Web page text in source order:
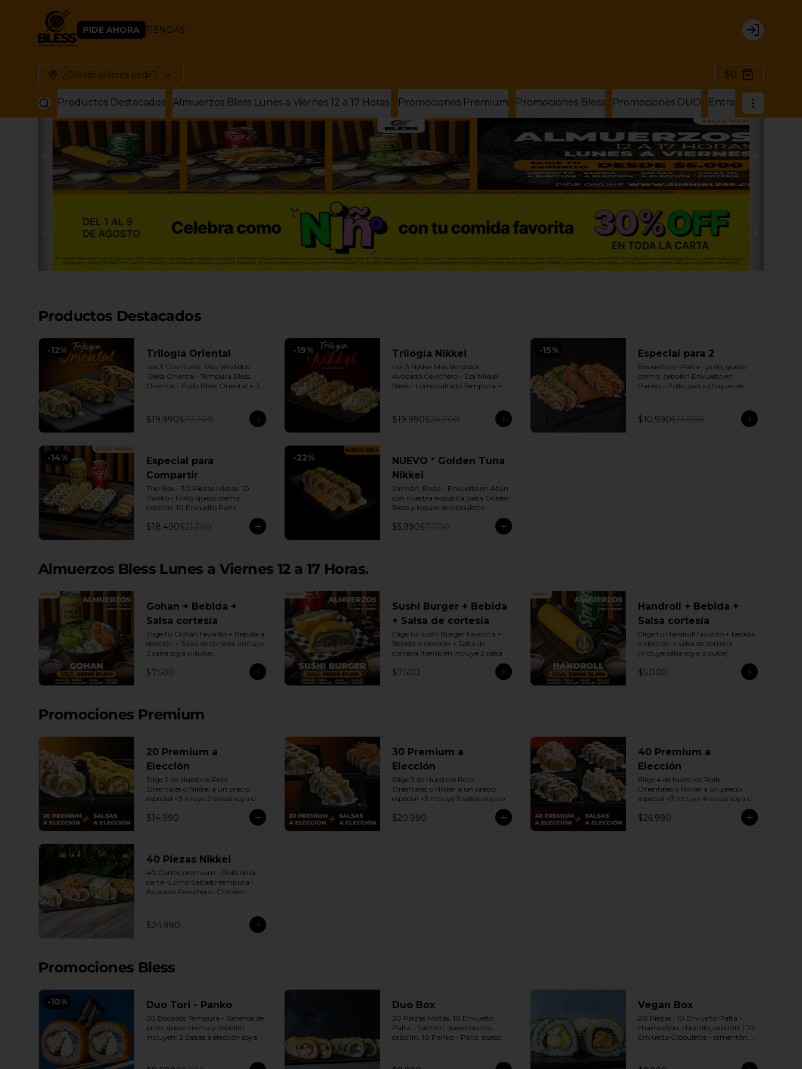
PIDE AHORA TIENDAS Login
¿Dónde quieres pedir? $0
Productos Destacados Almuerzos Bless Lunes a Viernes 12 a 17 Horas. Promociones Premium Promociones Bless Promociones DUO Entradas
Productos Destacados
-12% Trilogía Oriental
Los 3 Orientales  Más Vendidos.
Bless Oriental -Tempura Bless
Oriental - Pollo Bless Oriental + 3
$19.990$22.700
-19% Trilogía Nikkei
Los 3 Nikkei Más Vendidos:
Avocado Cevichero - Ebi Nikkei
Bless - Lomo saltado Tempura + 3
$19.990$24.700
-15% Especial para 2
Envuelto en Palta - pollo, queso
crema, cebollín Envuelto en
Panko - Pollo, palta ( toques de
Agridulce Bless - 2 Salsa soya
$10.990$13.000
-14%
Especial para
Compartir
Trio Box - 30 Piezas Mixtas. 10
Panko - Pollo, queso crema,
cebollín. 10 Envuelto Palta -
Salmón, queso crema, cebollín. 10
Envuelto Queso - Camarón, palta.
$18.490$21.390
-22%
NUEVO * Golden Tuna
Nikkei
Salmón, Palta - Envuelto en Atún
con nuestra exquisita Salsa Golden
Bless y toques de ciboulette.
$5.990$7.700
Almuerzos Bless Lunes a Viernes 12 a 17 Horas.
Gohan + Bebida +
Salsa cortesía
Elige tu Gohan favorito + Bebida a
elección + Salsa de cortesía (incluye
2 salsa soya o dulce)
viernes de 12 a 17 Horas.
$7.500
Sushi Burger + Bebida
+ Salsa de cortesía
Elige tu Sushi Burger Favorita +
Bebida a elección + Salsa de
cortesía (también incluye 2 salsa
Promoción exclusiva Lunes a
$7.500
Handroll + Bebida +
Salsa cortesía
Elige tu Handroll favorito + bebida
a elección + salsa de cortesía
(incluye salsa soya o dulce)
viernes de 12 a 17 Horas.
$5.000
Promociones Premium
20 Premium a
Elección
Elige 2 de Nuestros Rolls
Orientales o Nikkei a un precio
especial <3 inluye 2 salsas soya o
(Promoción no incluye - Roll
$14.990
30 Premium a
Elección
Elige 3 de Nuestros Rolls
Orientales o Nikkei a un precio
especial <3 Incluye 3 salsas soya o
(Promoción no incluye - Roll
$20.990
40 Premium a
Elección
Elige 4 de Nuestros Rolls
Orientales o Nikkei a un precio
especial <3 Incluye 4 salsas soya o
(Promoción no incluye - Roll
$26.990
40 Piezas Nikkei
40 Cortes premium - Rolls de la
carta -Lomo Saltado tempura -
Avocado Cevichero -Chicken
Bless + 3 palitos
$24.990
Promociones Bless
-10% Duo Tori - Panko
20 Bocados Tempura - Rellenos de
pollo, queso crema y cebollín
Incluyen: 2 Salsas a elección soya o
Duo Box
20 Piezas Mixtas. 10 Envuelto
Palta - Salmón, queso crema,
cebollín, 10 Panko - Pollo, queso
palitos
Vegan Box
20 Piezas | 10 Envuelto Palta -
champiñon, choclillo, cebollín. | 10
Envuelto Ciboulette - pimentón,
palitos